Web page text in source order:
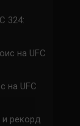
324:
на UFC
на UFC
и рекорд